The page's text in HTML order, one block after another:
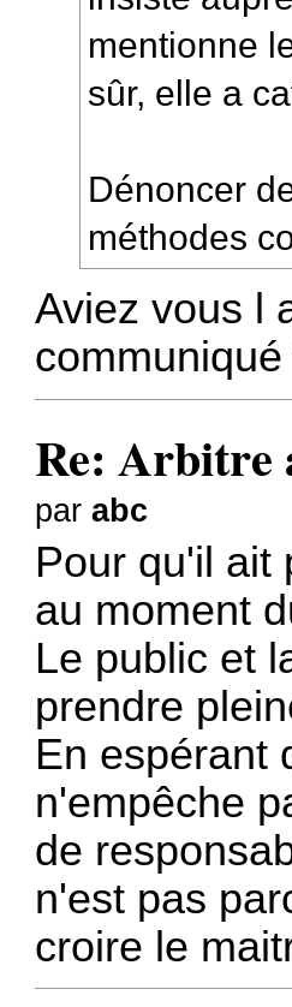
mentionne
sûr, elle a
Dénoncer
méthodes
Aviez vous l
communiqué
Re: Arbitre
parabc
Pour qu'il ait
au moment
Le public et
prendre
En espérant
n'empêche
de
n'est pas
croire le